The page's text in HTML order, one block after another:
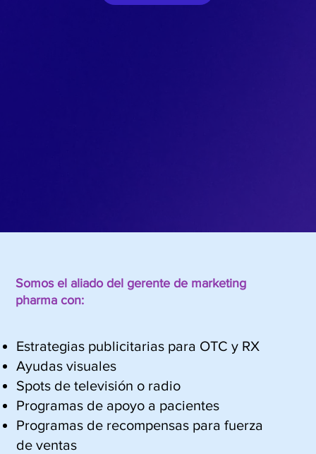
Somos el aliado del gerente de marketing
pharma con:
Estrategias publicitarias para OTC y RX
Ayudas visuales
Spots de televisión o radio
Programas de apoyo a pacientes
Programas de recompensas para fuerza
de ventas